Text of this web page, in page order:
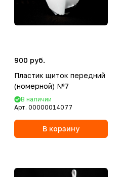
900 руб.
Пластик щиток передний
(номерной) №7
В наличии
Арт. 00000014077
В корзину